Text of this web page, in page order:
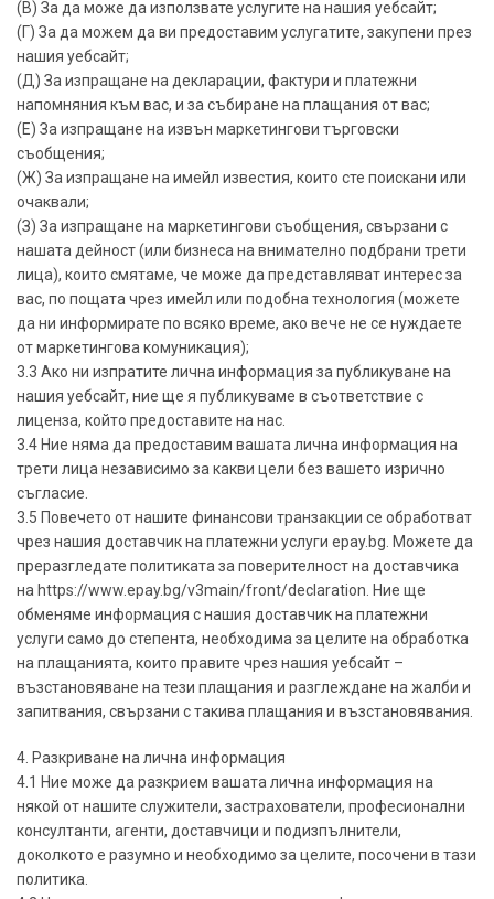
(В) За да може да използвате услугите на нашия уебсайт;
(Г) За да можем да ви предоставим услугатите, закупени през
нашия уебсайт;
(Д) За изпращане на декларации, фактури и платежни
напомняния към вас, и за събиране на плащания от вас;
(Е) За изпращане на извън маркетингови търговски
съобщения;
(Ж) За изпращане на имейл известия, които сте поискани или
очаквали;
(З) За изпращане на маркетингови съобщения, свързани с
нашата дейност (или бизнеса на внимателно подбрани трети
лица), които смятаме, че може да представляват интерес за
вас, по пощата чрез имейл или подобна технология (можете
да ни информирате по всяко време, ако вече не се нуждаете
от маркетингова комуникация);
3.3 Ако ни изпратите лична информация за публикуване на
нашия уебсайт, ние ще я публикуваме в съответствие с
лиценза, който предоставите на нас.
3.4 Ние няма да предоставим вашата лична информация на
трети лица независимо за какви цели без вашето изрично
съгласие.
3.5 Повечето от нашите финансови транзакции се обработват
чрез нашия доставчик на платежни услуги epay.bg. Можете да
преразгледате политиката за поверителност на доставчика
на https://www.epay.bg/v3main/front/declaration. Ние ще
обменяме информация с нашия доставчик на платежни
услуги само до степента, необходима за целите на обработка
на плащанията, които правите чрез нашия уебсайт –
възстановяване на тези плащания и разглеждане на жалби и
запитвания, свързани с такива плащания и възстановявания.
4. Разкриване на лична информация
4.1 Ние може да разкрием вашата лична информация на
някой от нашите служители, застрахователи, професионални
консултанти, агенти, доставчици и подизпълнители,
доколкото е разумно и необходимо за целите, посочени в тази
политика.